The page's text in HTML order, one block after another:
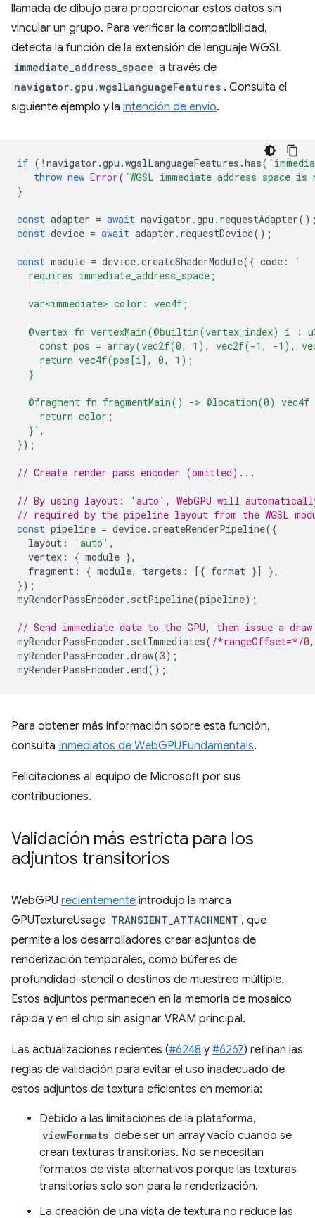
llamada de dibujo para proporcionar estos datos sin
vincular un grupo. Para verificar la compatibilidad,
detecta la función de la extensión de lenguaje WGSL
immediate_address_space a través de
navigator.gpu.wgslLanguageFeatures . Consulta el
siguiente ejemplo y la intención de envío.
if ( ! navigator .gpu .wgslLanguageFeatures .has(
throw new Error( `WGSL immediate address space
}
const adapter = await navigator .gpu . requestAdapter
const device = await adapter . requestDevice();
const module = device.createShaderModule({ code :
`
  requires immediate_address_space;
  var<immediate> color: vec4f;
@vertex fn vertexMain(@builtin(vertex_index) i :
const pos = array(vec2f(0, 1), vec2f(-1, -1),
    return vec4f(pos[i], 0, 1);
  }
@fragment fn fragmentMain() -> @location(0) vec4f
    return color;
  }`
,
});
// Create render pass encoder (omitted)...
// By using layout: 'auto', WebGPU will
// required by the pipeline layout from the WGSL
const pipeline = device.createRenderPipeline({
layout : 'auto' ,
vertex : { module },
fragment : { module, targets : [{ format }]
},
});
myRenderPassEncoder . setPipeline(pipeline);
// Send immediate data to the GPU, then issue a
myRenderPassEncoder . setImmediates( /*rangeOffset=*/0,
myRenderPassEncoder .draw(3);
myRenderPassEncoder . end();
Para obtener más información sobre esta función,
consulta Inmediatos de WebGPUFundamentals.
Felicitaciones al equipo de Microsoft por sus
contribuciones.
Validación más estricta para los
adjuntos transitorios
WebGPU recientemente introdujo la marca
GPUTextureUsage TRANSIENT_ATTACHMENT , que
permite a los desarrolladores crear adjuntos de
renderización temporales, como búferes de
profundidad-stencil o destinos de muestreo múltiple.
Estos adjuntos permanecen en la memoria de mosaico
rápida y en el chip sin asignar VRAM principal.
Las actualizaciones recientes (#6248 y #6267) refinan las
reglas de validación para evitar el uso inadecuado de
estos adjuntos de textura eficientes en memoria:
Debido a las limitaciones de la plataforma,
viewFormats debe ser un array vacío cuando se
crean texturas transitorias. No se necesitan
formatos de vista alternativos porque las texturas
transitorias solo son para la renderización.
La creación de una vista de textura no reduce las